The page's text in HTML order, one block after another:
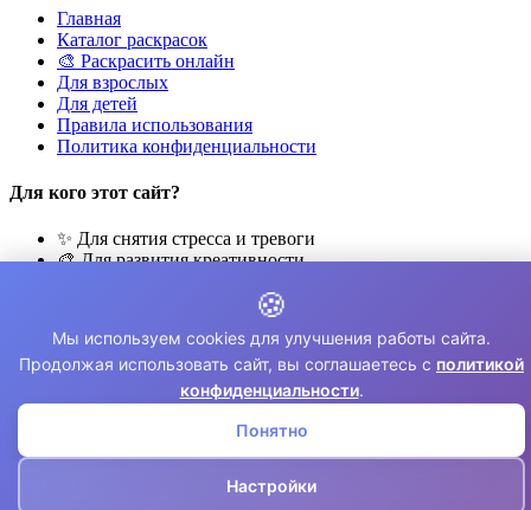
Главная
Каталог раскрасок
🎨 Раскрасить онлайн
Для взрослых
Для детей
Правила использования
Политика конфиденциальности
Для кого этот сайт?
✨ Для снятия стресса и тревоги
🎨 Для развития креативности
👨‍👩‍👧‍👦 Для семейного досуга
© 2026 Раскраски Антистресс. Все права защищены.
⚠️ Все раскраски для личного использования. Коммерческое
использование запрещено.
🍪
Мы используем cookies для улучшения работы сайта.
Продолжая использовать сайт, вы соглашаетесь с политикой
конфиденциальности.
Понятно
Настройки